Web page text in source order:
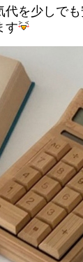
代を少しで
す